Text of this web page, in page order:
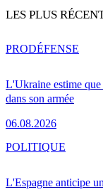
LES PLUS
L'Ukraine estime que
dans son armée
06.08.2026
PRODÉFENSE
L'Espagne anticipe
POLITIQUE